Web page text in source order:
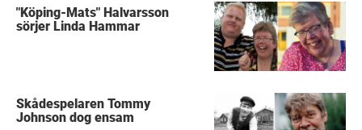
"Köping-Mats" Halvarsson
sörjer Linda Hammar
Skådespelaren Tommy
Johnson dog ensam